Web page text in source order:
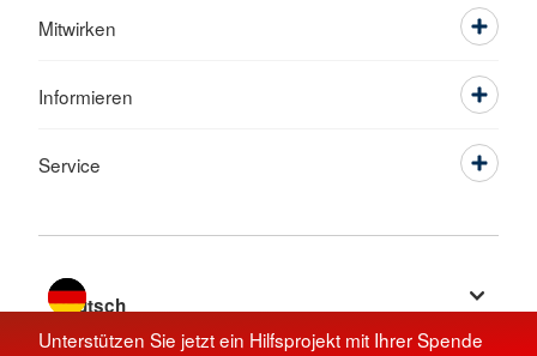
Unterstützen Sie jetzt ein Hilfsprojekt mit Ihrer Spende
Mitwirken
Informieren
Service
Sprache wechseln zu